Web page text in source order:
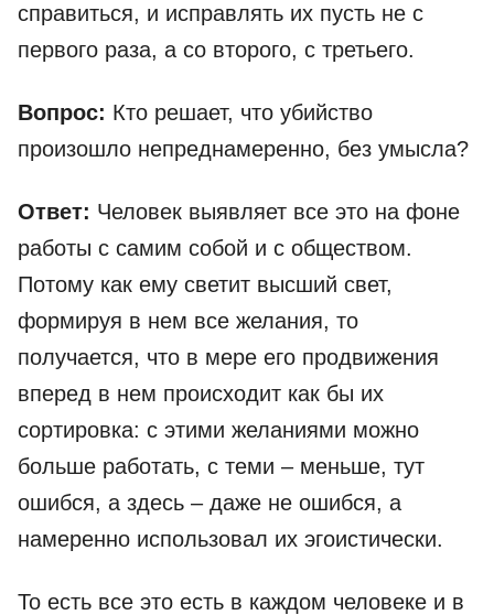
справиться, и исправлять их пусть не с
первого раза, а со второго, с третьего.
Вопрос: Кто решает, что убийство
произошло непреднамеренно, без умысла?
Ответ: Человек выявляет все это на фоне
работы с самим собой и с обществом.
Потому как ему светит высший свет,
формируя в нем все желания, то
получается, что в мере его продвижения
вперед в нем происходит как бы их
сортировка: с этими желаниями можно
больше работать, с теми – меньше, тут
ошибся, а здесь – даже не ошибся, а
намеренно использовал их эгоистически.
То есть все это есть в каждом человеке и в